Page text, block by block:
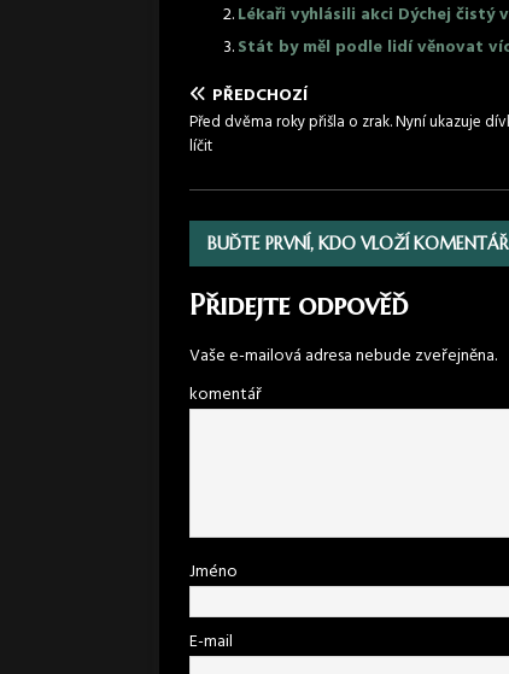
Lékaři vyhlásili akci Dýchej čistý
Stát by měl podle lidí věnovat
PŘEDCHOZÍ
Před dvěma roky přišla o zrak. Nyní ukazuje
líčit
BUĎTE PRVNÍ, KDO VLOŽÍ KOMENTÁŘ
Přidejte odpověď
Vaše e-mailová adresa nebude zveřejněna.
komentář
Jméno
E-mail